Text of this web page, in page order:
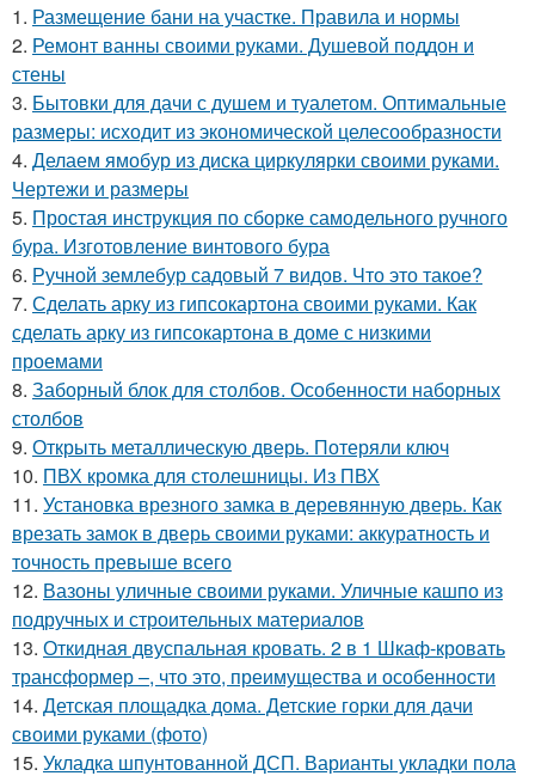
1. Размещение бани на участке. Правила и нормы
2. Ремонт ванны своими руками. Душевой поддон и
стены
3. Бытовки для дачи с душем и туалетом. Оптимальные
размеры: исходит из экономической целесообразности
4. Делаем ямобур из диска циркулярки своими руками.
Чертежи и размеры
5. Простая инструкция по сборке самодельного ручного
бура. Изготовление винтового бура
6. Ручной землебур садовый 7 видов. Что это такое?
7. Сделать арку из гипсокартона своими руками. Как
сделать арку из гипсокартона в доме с низкими
проемами
8. Заборный блок для столбов. Особенности наборных
столбов
9. Открыть металлическую дверь. Потеряли ключ
10. ПВХ кромка для столешницы. Из ПВХ
11. Установка врезного замка в деревянную дверь. Как
врезать замок в дверь своими руками: аккуратность и
точность превыше всего
12. Вазоны уличные своими руками. Уличные кашпо из
подручных и строительных материалов
13. Откидная двуспальная кровать. 2 в 1 Шкаф-кровать
трансформер –, что это, преимущества и особенности
14. Детская площадка дома. Детские горки для дачи
своими руками (фото)
15. Укладка шпунтованной ДСП. Варианты укладки пола